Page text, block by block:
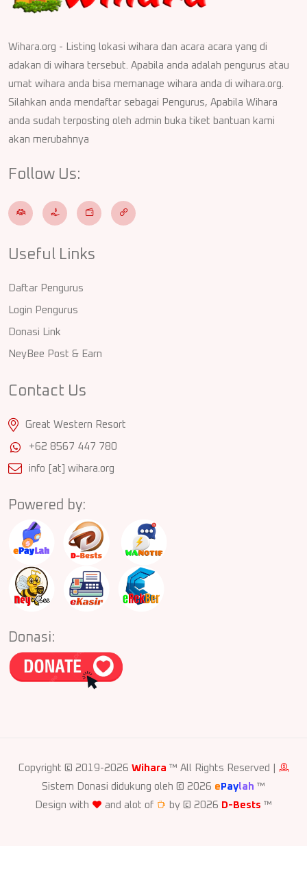
Wihara.org - Listing lokasi wihara dan acara acara yang di
adakan di wihara tersebut. Apabila anda adalah pengurus atau
umat wihara anda bisa memanage wihara anda di wihara.org.
Silahkan anda mendaftar sebagai Pengurus, Apabila Wihara
anda sudah terposting oleh admin buka tiket bantuan kami
akan merubahnya
Follow Us:
Useful Links
Daftar Pengurus
Login Pengurus
Donasi Link
NeyBee Post & Earn
Contact Us
Great Western Resort
+62 8567 447 780
info [at] wihara.org
Powered by:
Donasi:
Copyright © 2019-2026 Wihara ™ All Rights Reserved |
Sistem Donasi didukung oleh © 2026 ePaylah ™
Design with
and alot of by © 2026 D-Bests ™